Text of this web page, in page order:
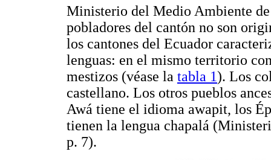
Ministerio del Medio Ambiente
pobladores del cantón no son
los cantones del Ecuador
lenguas: en el mismo territorio
mestizos (véase la tabla 1). Los
castellano. Los otros pueblos
Awá tiene el idioma awapit, los
tienen la lengua chapalá
p. 7).